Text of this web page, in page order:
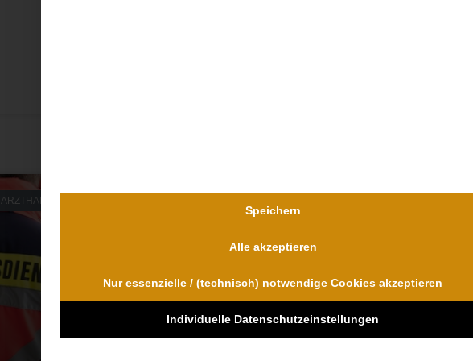
ARZTHAFTUNG
Speichern
Alle akzeptieren
Nur essenzielle / (technisch) notwendige Cookies akzeptieren
Individuelle Datenschutzeinstellungen